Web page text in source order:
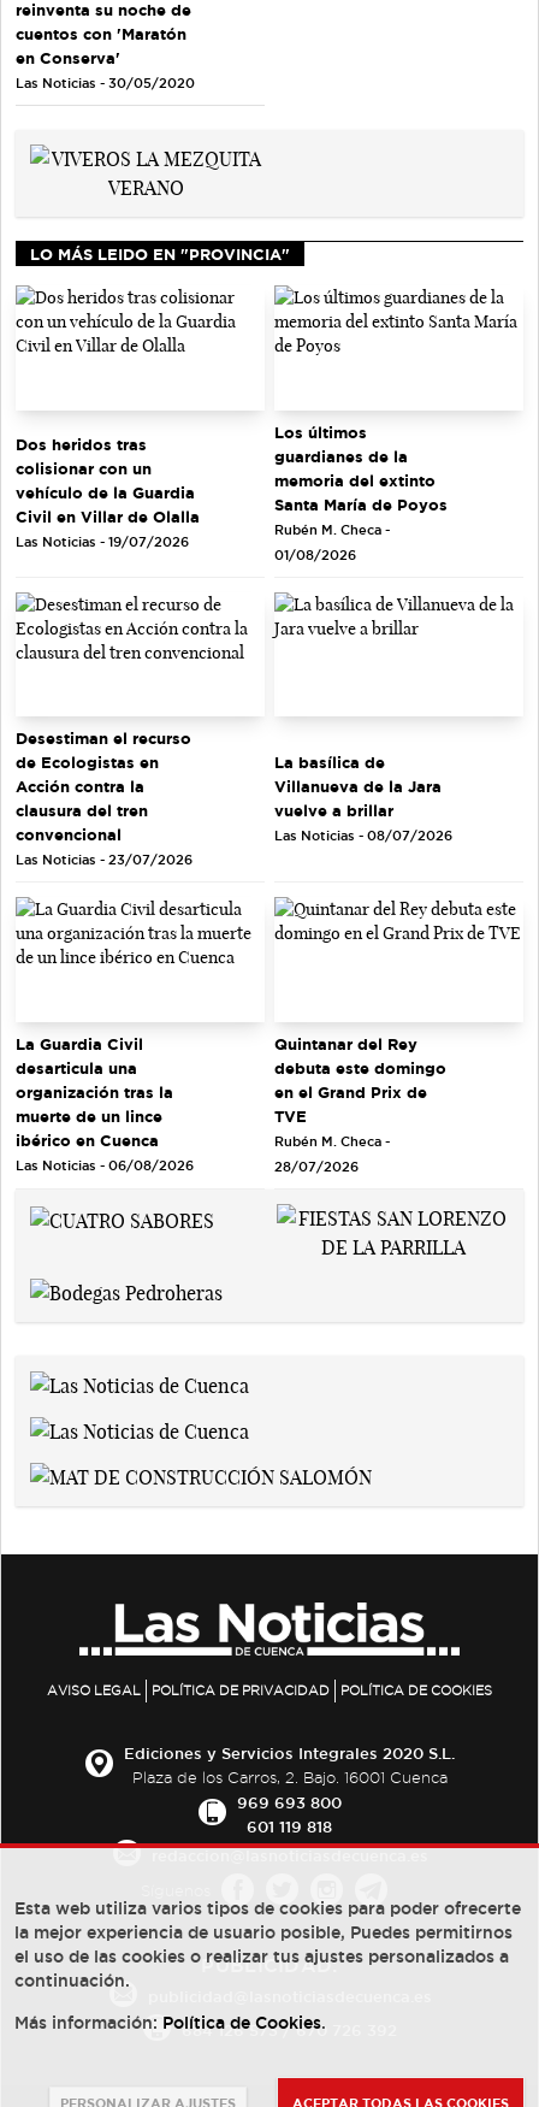
reinventa su noche de
cuentos con 'Maratón
en Conserva'
Las Noticias - 30/05/2020
LO MÁS LEIDO EN "PROVINCIA"
Dos heridos tras
colisionar con un
vehículo de la Guardia
Civil en Villar de Olalla
Las Noticias - 19/07/2026
Los últimos
guardianes de la
memoria del extinto
Santa María de Poyos
Rubén M. Checa -
01/08/2026
Desestiman el recurso
de Ecologistas en
Acción contra la
clausura del tren
convencional
Las Noticias - 23/07/2026
La basílica de
Villanueva de la Jara
vuelve a brillar
Las Noticias - 08/07/2026
La Guardia Civil
desarticula una
organización tras la
muerte de un lince
ibérico en Cuenca
Las Noticias - 06/08/2026
Quintanar del Rey
debuta este domingo
en el Grand Prix de
TVE
Rubén M. Checa -
28/07/2026
AVISO LEGAL POLÍTICA DE PRIVACIDAD POLÍTICA DE COOKIES
Ediciones y Servicios Integrales 2020 S.L.
Plaza de los Carros, 2. Bajo. 16001 Cuenca
969 693 800
601 119 818
PUBLICIDAD:
684 126 573/670 726 392
Esta web utiliza varios tipos de cookies para poder ofrecerte
la mejor experiencia de usuario posible, Puedes permitirnos
el uso de las cookies o realizar tus ajustes personalizados a
continuación.
Más información: Política de Cookies.
PERSONALIZAR AJUSTES ACEPTAR TODAS LAS COOKIES